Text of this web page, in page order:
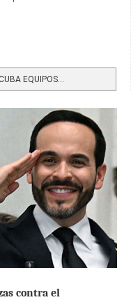
EQUIPOS...
contra el